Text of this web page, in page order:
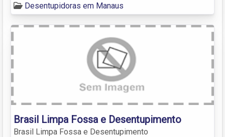
Desentupidoras em Manaus
Brasil Limpa Fossa e Desentupimento
Brasil Limpa Fossa e Desentupimento